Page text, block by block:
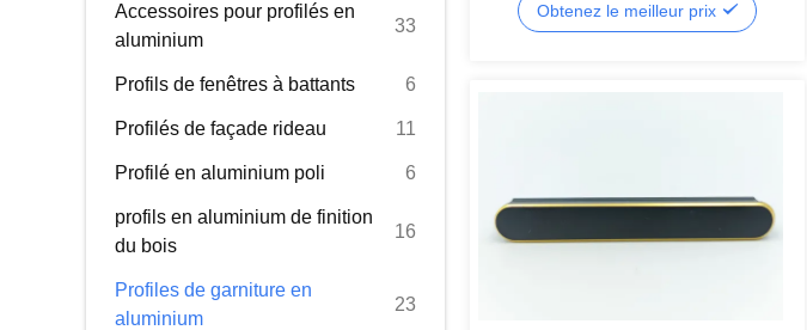
Accessoires pour profilés en
aluminium
33
Profils de fenêtres à battants 6
Profilés de façade rideau 11
Profilé en aluminium poli 6
profils en aluminium de finition
du bois
16
Profiles de garniture en
aluminium
23
Obtenez le meilleur prix